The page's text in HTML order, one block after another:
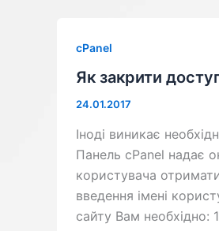
cPanel
Як закрити
24.01.2017
Іноді виникає
Панель cPanel надає
користувача
введення імені
сайту Вам необхідно: